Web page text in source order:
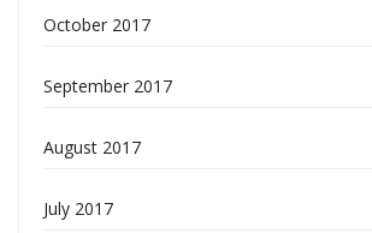
October 2017
September 2017
August 2017
July 2017